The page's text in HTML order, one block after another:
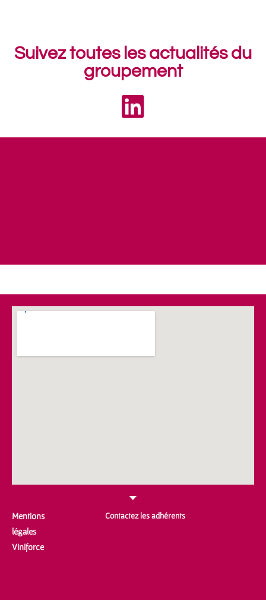
Suivez toutes les actualités du
groupement
Mentions
légales
Viniforce
Contactez les adhérents